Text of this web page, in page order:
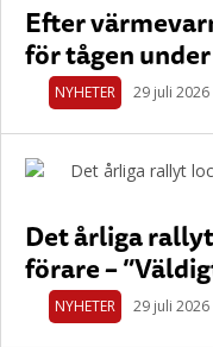
Efter
för tågen
NYHETER 29 juli 2026
Det årliga
förare –
NYHETER 29 juli 2026